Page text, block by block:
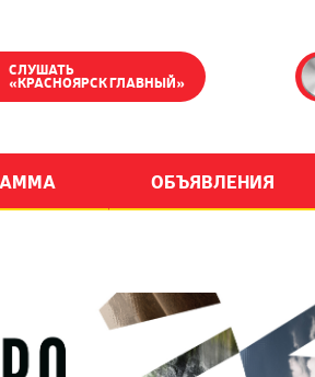
СЛУШАТЬ
«КРАСНОЯРСК ГЛАВНЫЙ»
ОБЪЯВЛЕНИЯ